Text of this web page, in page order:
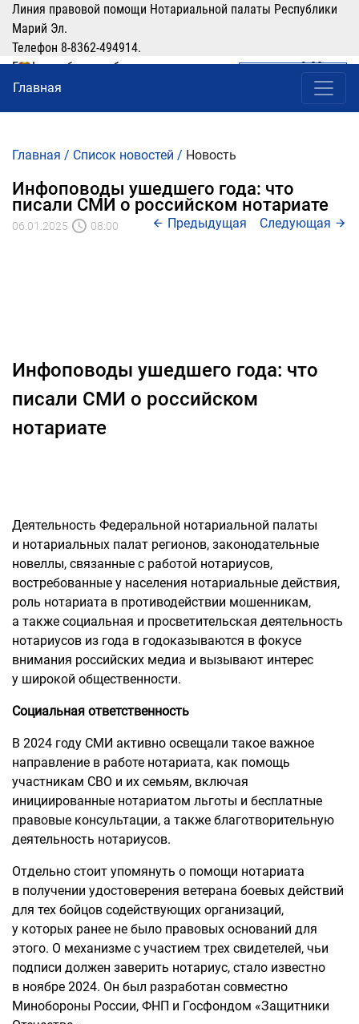
Линия правовой помощи Нотариальной палаты Республики
Марий Эл.
Телефон 8-8362-494914.
График работы: рабочие дни понедельник-четверг с 9:00 по
16:00, перерыв 12:00-13:00
ЛИЧНЫЙ КАБИНЕТ
Главная
Главная / Список новостей / Новость
Инфоповоды ушедшего года: что
писали СМИ о российском нотариате
06.01.2025 08:00 Следующая
Предыдущая
Инфоповоды ушедшего года: что
писали СМИ о российском
нотариате
Деятельность Федеральной нотариальной палаты
и нотариальных палат регионов, законодательные
новеллы, связанные с работой нотариусов,
востребованные у населения нотариальные действия,
роль нотариата в противодействии мошенникам,
а также социальная и просветительская деятельность
нотариусов из года в годоказываются в фокусе
внимания российских медиа и вызывают интерес
у широкой общественности.
Социальная ответственность
В 2024 году СМИ активно освещали такое важное
направление в работе нотариата, как помощь
участникам СВО и их семьям, включая
инициированные нотариатом льготы и бесплатные
правовые консультации, а также благотворительную
деятельность нотариусов.
Отдельно стоит упомянуть о помощи нотариата
в получении удостоверения ветерана боевых действий
для тех бойцов содействующих организаций,
у которых ранее не было правовых оснований для
этого. О механизме с участием трех свидетелей, чьи
подписи должен заверить нотариус, стало известно
в ноябре 2024. Он был разработан совместно
Минобороны России, ФНП и Госфондом «Защитники